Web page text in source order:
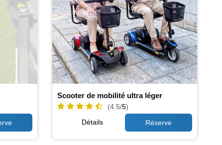
Scooter de mobilité ultra léger
(4.5/5)
Détails